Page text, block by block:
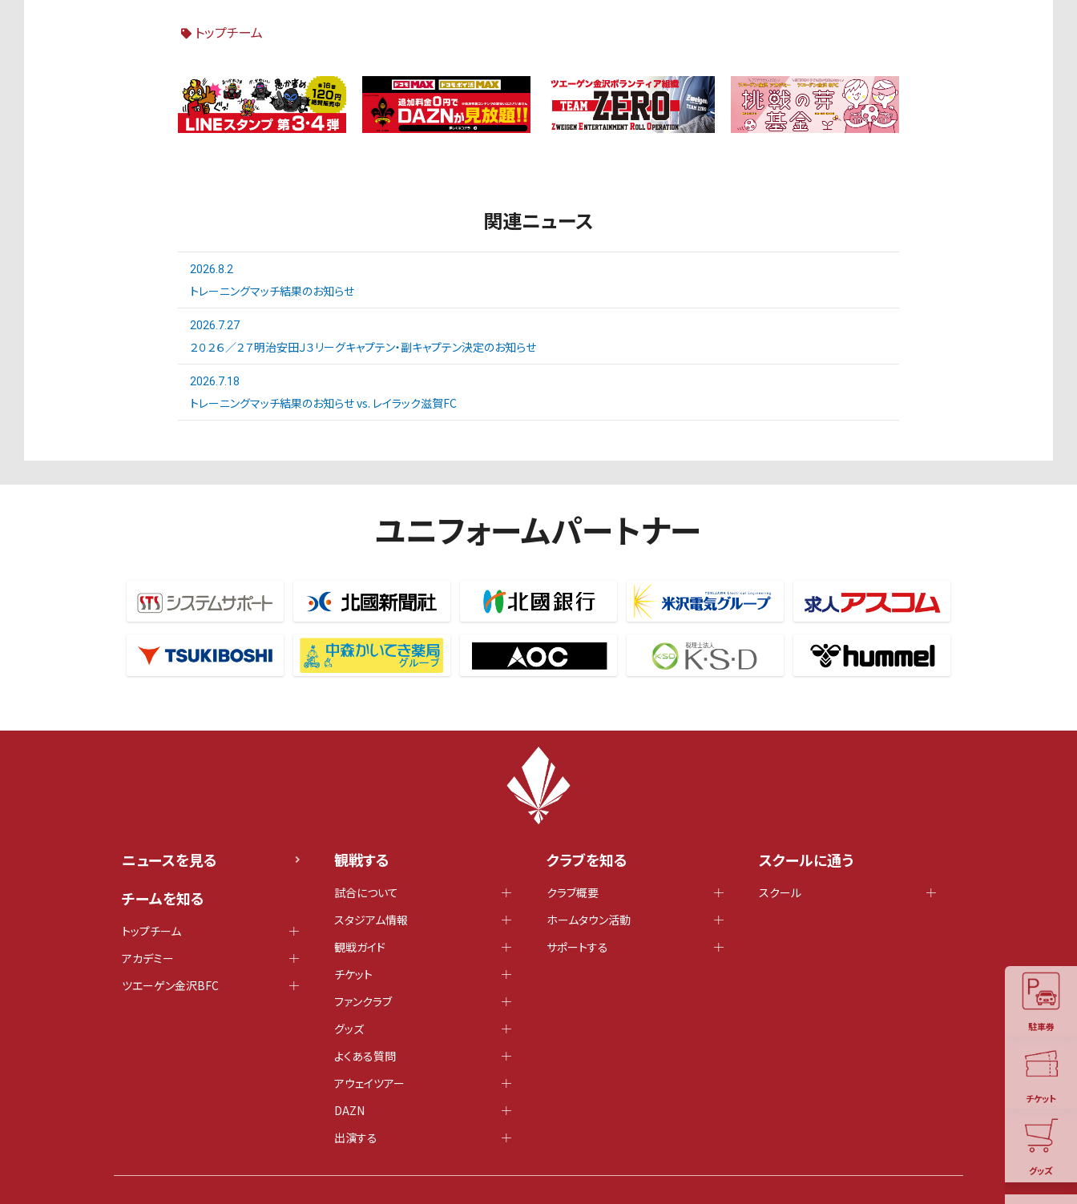
トップチーム
関連ニュース
2026.8.2
トレーニングマッチ結果のお知らせ
2026.7.27
２０２６／２７明治安田Ｊ３リーグキャプテン・副キャプテン決定のお知らせ
2026.7.18
トレーニングマッチ結果のお知らせ vs. レイラック滋賀FC
ユニフォームパートナー
駐車券
チケット
グッズ
ニュースを見る
チームを知る
トップチーム
アカデミー
ツエーゲン金沢BFC
観戦する
試合について
スタジアム情報
観戦ガイド
チケット
ファンクラブ
グッズ
よくある質問
アウェイツアー
DAZN
出演する
クラブを知る
クラブ概要
ホームタウン活動
サポートする
スクールに通う
スクール